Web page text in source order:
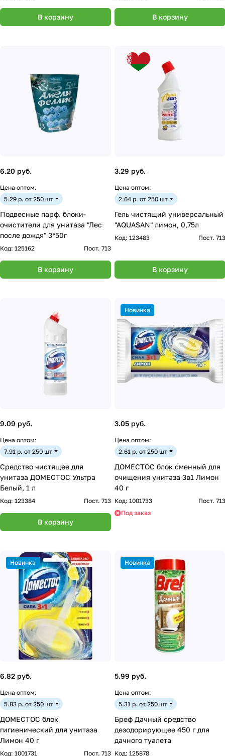
В корзину В корзину
6.20 руб.
Цена оптом:
5.29 р. от 250 шт
Подвесные парф. блоки-
очистители для унитаза "Лес
после дождя" 3*50г
Код: 125162 Пост. 713
В корзину
3.29 руб.
Цена оптом:
2.64 р. от 250 шт
Гель чистящий универсальный
"AQUASAN" лимон, 0,75л
Код: 123483 Пост. 713
В корзину
9.09 руб.
Цена оптом:
7.91 р. от 250 шт
Средство чистящее для
унитаза ДОМЕСТОС Ультра
Белый, 1 л
Код: 123384 Пост. 713
В корзину
Новинка
3.05 руб.
Цена оптом:
2.61 р. от 250 шт
ДОМЕСТОС блок сменный для
очищения унитаза 3в1 Лимон
40 г
Код: 1001733
Пост. 713
Под заказ
Новинка
6.82 руб.
Цена оптом:
5.83 р. от 250 шт
ДОМЕСТОС блок
гигиенический для унитаза
Лимон 40 г
Код: 1001731 Пост. 713
Новинка
5.99 руб.
Цена оптом:
5.31 р. от 250 шт
Бреф Дачный средство
дезодорирующее 450 г для
дачного туалета
Код: 125878